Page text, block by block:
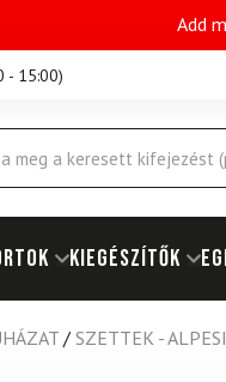
Add
- 15:00)
KIEGÉSZÍTŐK
/ SZETTEK -